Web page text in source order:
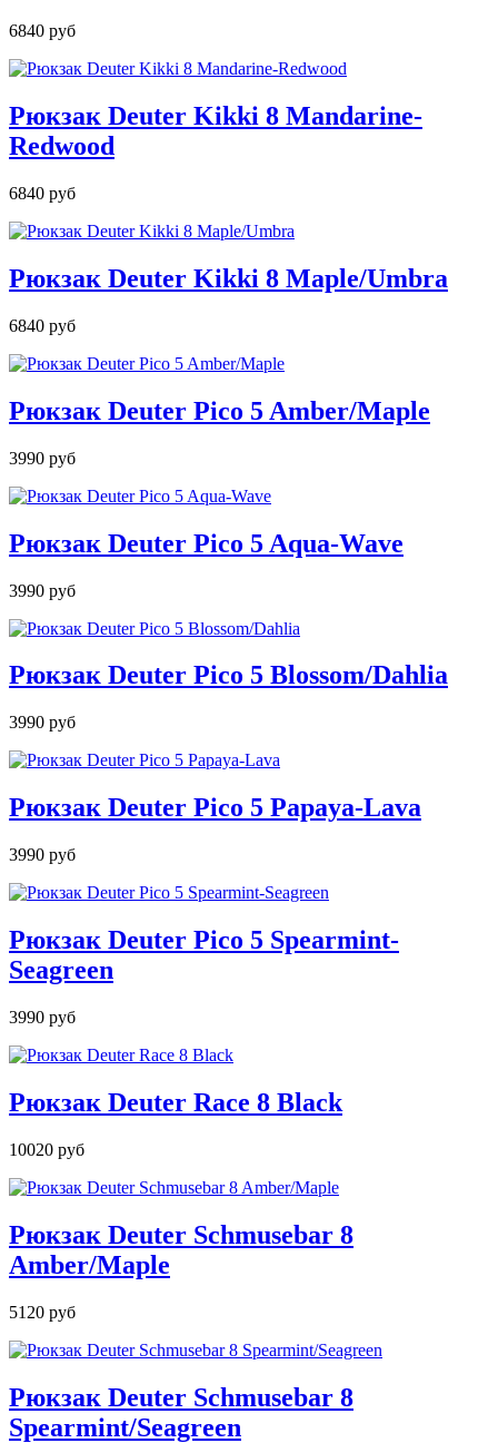
6840 руб
Рюкзак Deuter Kikki 8 Mandarine-
Redwood
6840 руб
Рюкзак Deuter Kikki 8 Maple/Umbra
6840 руб
Рюкзак Deuter Pico 5 Amber/Maple
3990 руб
Рюкзак Deuter Pico 5 Aqua-Wave
3990 руб
Рюкзак Deuter Pico 5 Blossom/Dahlia
3990 руб
Рюкзак Deuter Pico 5 Papaya-Lava
3990 руб
Рюкзак Deuter Pico 5 Spearmint-
Seagreen
3990 руб
Рюкзак Deuter Race 8 Black
10020 руб
Рюкзак Deuter Schmusebar 8
Amber/Maple
5120 руб
Рюкзак Deuter Schmusebar 8
Spearmint/Seagreen